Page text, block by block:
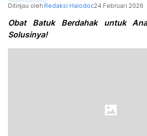
Ditinjau oleh Redaksi Halodoc24 Februari 2026
Obat Batuk Berdahak untuk
Solusinya!